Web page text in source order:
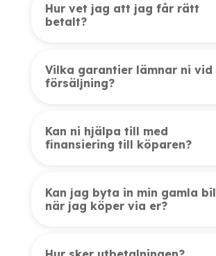
Hur vet jag att jag får rätt
betalt?
Vilka garantier lämnar ni vid
försäljning?
Kan ni hjälpa till med
finansiering till köparen?
Kan jag byta in min gamla bil
när jag köper via er?